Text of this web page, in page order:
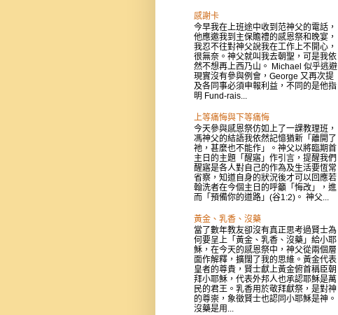
感謝卡
今早我在上班途中收到范神父的電話，
他應邀我到主保贍禮的感恩祭和晚宴，
我忍不往對神父說我在工作上不開心，
很無奈。神父就叫我去朝聖，可是我依
然不想再上西乃山。 Michael 似乎逃避
現實沒有參與例會，George 又再次提
及各同事必須申報利益，不同的是他指
明 Fund-rais...
上等痛悔與下等痛悔
今天參與感恩祭仿如上了一課教理班，
馮神父的結語我依然記憶猶新「離開了
祂，甚麼也不能作」。神父以將臨期首
主日的主題「醒寤」作引言，提醒我們
醒寤是各人對自己的作為及生活要恆常
省察，知道自身的狀況後才可以回應若
翰洗者在今個主日的呼籲「悔改」，進
而「預備你的道路」(谷1:2)。 神父...
黃金、乳香、沒藥
當了數年教友卻沒有真正思考過賢士為
何要呈上「黃金、乳香、沒藥」給小耶
穌，在今天的感恩祭中，神父從兩個層
面作解釋，擴闊了我的思維。黃金代表
皇者的尊貴，賢士獻上黃金俯首稱臣朝
拜小耶穌，代表外邦人也承認耶穌是萬
民的君王。乳香用於敬拜獻祭，是對神
的尊崇，象徵賢士也認同小耶穌是神。
沒藥是用...